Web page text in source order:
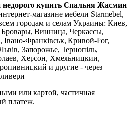
недорого купить Спальня Жасмин
магазине мебели Starmebel,
городам и селам Украины: Киев,
Винница, Черкассы,
Івано-Франківськ, Кривой-Рог,
Запорожье, Тернопіль,
Херсон, Хмельницкий,
и другие - через
или картой, частичная
платеж.